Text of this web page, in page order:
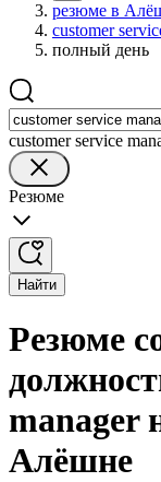
резюме в
customer
полный день
customer service
Резюме
Найти
Резюме
manager
Алёшне